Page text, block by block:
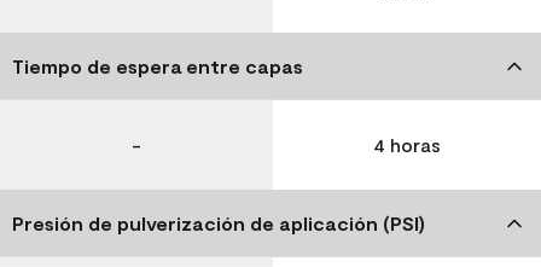
Tiempo de espera entre capas
- 4 horas
Presión de pulverización de aplicación (PSI)